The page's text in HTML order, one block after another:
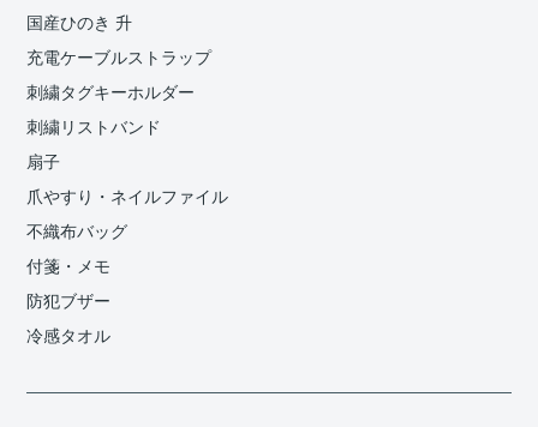
国産ひのき 升
充電ケーブルストラップ
刺繍タグキーホルダー
刺繍リストバンド
扇子
爪やすり・ネイルファイル
不織布バッグ
付箋・メモ
防犯ブザー
冷感タオル